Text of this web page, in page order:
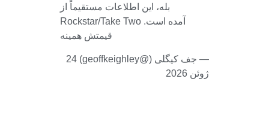
بله، این اطلاعات مستقیماً از
Rockstar/Take Two آمده است.
قیمتش همینه
— جف کیگلی (@geoffkeighley) 24
ژوئن 2026